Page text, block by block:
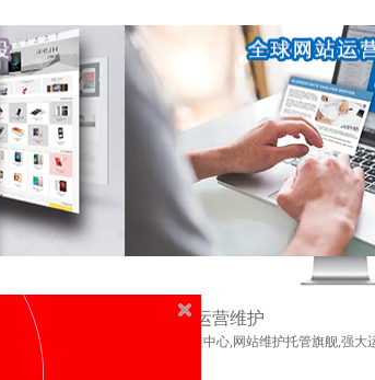
的未来,助力
全球网站运营维护
中国网站运维中心,网站维护托管旗舰,强大